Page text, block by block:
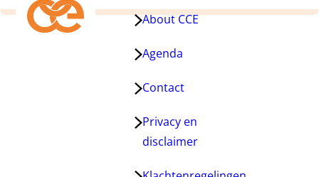
About CCE
Agenda
Contact
Privacy en
disclaimer